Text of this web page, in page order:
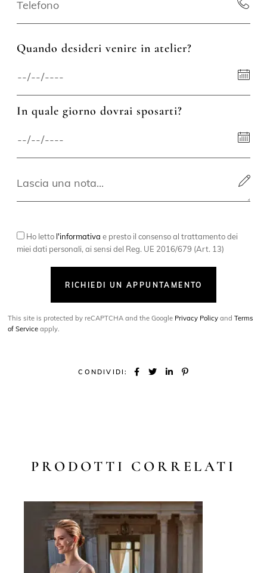
Quando desideri venire in atelier?
In quale giorno dovrai sposarti?
Ho letto l'informativa e presto il consenso al trattamento dei
miei dati personali, ai sensi del Reg. UE 2016/679 (Art. 13)
RICHIEDI UN APPUNTAMENTO
This site is protected by reCAPTCHA and the Google Privacy Policy andTerms
of Service apply.
CONDIVIDI:
PRODOTTI CORRELATI